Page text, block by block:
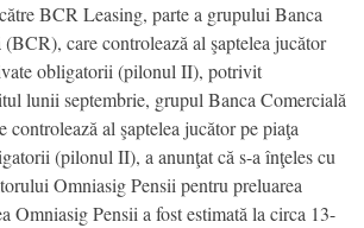
BCR Leasing, parte a grupului Banca
care controlează al şaptelea jucător
obligatorii (pilonul II), potrivit
lunii septembrie, grupul Banca Comercială
controlează al şaptelea jucător pe piaţa
(pilonul II), a anunţat că s-a înţeles cu
Omniasig Pensii pentru preluarea
Omniasig Pensii a fost estimată la circa 13-